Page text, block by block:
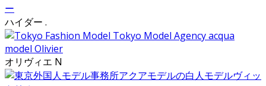
ハイダー .
オリヴィエ N